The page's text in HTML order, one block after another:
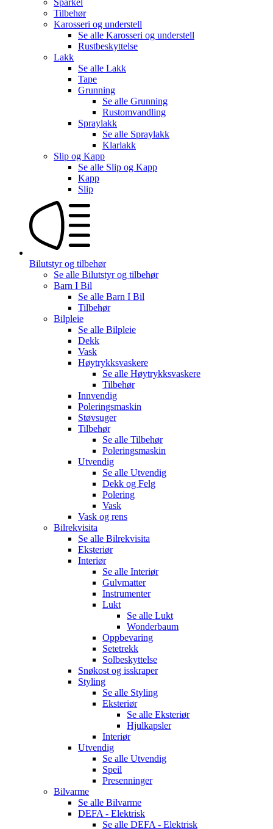
Tilbehør
Karosseri og understell
Se alle Karosseri og understell
Rustbeskyttelse
Lakk
Se alle Lakk
Tape
Grunning
Se alle Grunning
Rustomvandling
Spraylakk
Se alle Spraylakk
Klarlakk
Slip og Kapp
Se alle Slip og Kapp
Kapp
Slip
Bilutstyr og tilbehør
Se alle Bilutstyr og tilbehør
Barn I Bil
Se alle Barn I Bil
Tilbehør
Bilpleie
Se alle Bilpleie
Dekk
Vask
Høytrykksvaskere
Se alle Høytrykksvaskere
Tilbehør
Innvendig
Poleringsmaskin
Støvsuger
Tilbehør
Se alle Tilbehør
Poleringsmaskin
Utvendig
Se alle Utvendig
Dekk og Felg
Polering
Vask
Vask og rens
Bilrekvisita
Se alle Bilrekvisita
Eksteriør
Interiør
Se alle Interiør
Gulvmatter
Instrumenter
Lukt
Se alle Lukt
Wonderbaum
Oppbevaring
Setetrekk
Solbeskyttelse
Snøkost og isskraper
Styling
Se alle Styling
Eksteriør
Se alle Eksteriør
Hjulkapsler
Interiør
Utvendig
Se alle Utvendig
Speil
Presenninger
Bilvarme
Se alle Bilvarme
DEFA - Elektrisk
Se alle DEFA - Elektrisk